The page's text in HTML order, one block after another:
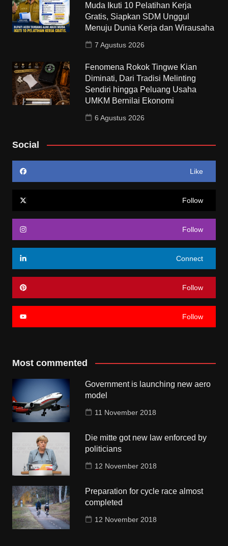
Muda Ikuti 10 Pelatihan Kerja
Gratis, Siapkan SDM Unggul
Menuju Dunia Kerja dan Wirausaha
7 Agustus 2026
Fenomena Rokok Tingwe Kian
Diminati, Dari Tradisi Melinting
Sendiri hingga Peluang Usaha
UMKM Bernilai Ekonomi
6 Agustus 2026
Social
Like
Follow
Follow
Connect
Follow
Follow
Most commented
Government is launching new aero
model
11 November 2018
Die mitte got new law enforced by
politicians
12 November 2018
Preparation for cycle race almost
completed
12 November 2018